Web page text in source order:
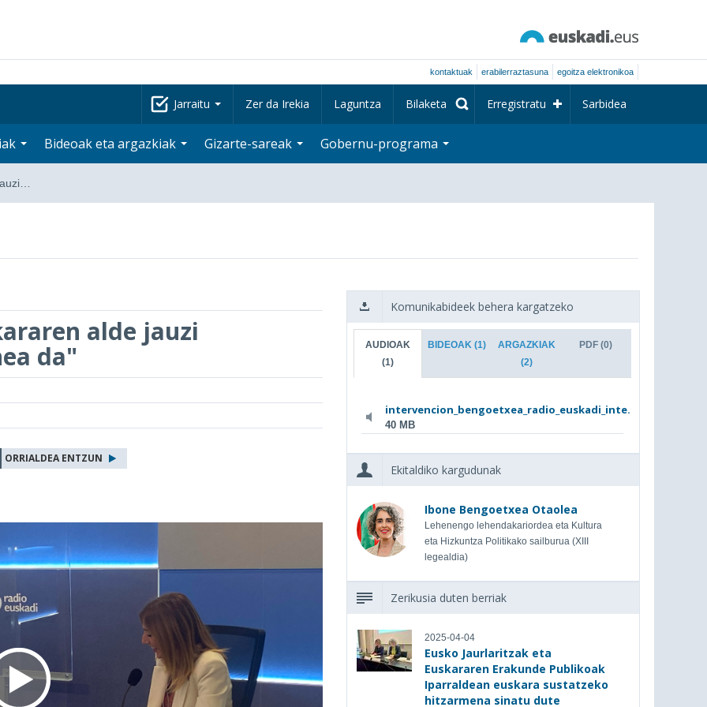
kontaktuak erabilerraztasuna egoitza elektronikoa
Jarraitu Zer da Irekia Laguntza Bilaketa Erregistratu Sarbidea
Bideoak eta argazkiak Gizarte-sareak Gobernu-programa
alde jauzi
da"
ORRIALDEA ENTZUN
Komunikabideek behera kargatzeko
AUDIOAK
(1)
BIDEOAK (1)
ARGAZKIAK
(2)
PDF (0)
intervencion_bengoetxea_radio_euskadi_inte...
40 MB
Ekitaldiko kargudunak
Ibone Bengoetxea Otaolea
Lehenengo lehendakariordea eta Kultura
eta Hizkuntza Politikako sailburua (XIII
legealdia)
Zerikusia duten berriak
2025-04-04
Eusko Jaurlaritzak eta
Euskararen Erakunde Publikoak
Iparraldean euskara sustatzeko
hitzarmena sinatu dute